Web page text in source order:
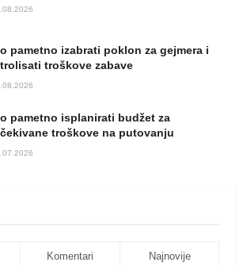
pametno izabrati poklon za gejmera i
troškove zabave
pametno isplanirati budžet za
troškove na putovanju
Komentari Najnovije